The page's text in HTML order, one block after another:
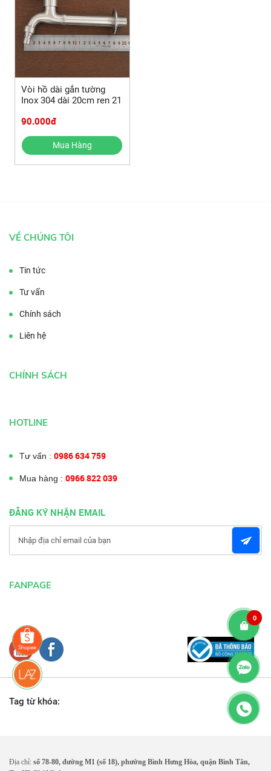
Vòi hồ dài gắn tường
Inox 304 dài 20cm ren 21
90.000đ
Mua Hàng
VỀ CHÚNG TÔI
Tin tức
Tư vấn
Chính sách
Liên hệ
CHÍNH SÁCH
HOTLINE
Tư vấn : 0986 634 759
Mua hàng : 0966 822 039
ĐĂNG KÝ NHẬN EMAIL
FANPAGE
Tag từ khóa:
Địa chỉ: số 78-80, đường M1 (số 18), phường Bình Hưng Hòa, quận Bình Tân,
0